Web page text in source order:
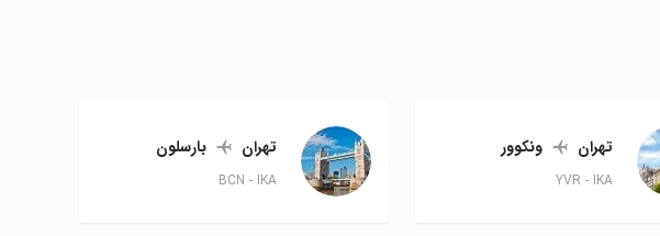
تهران ونکوور
IKA
YVR
تهران بارسلون
IKA
BCN